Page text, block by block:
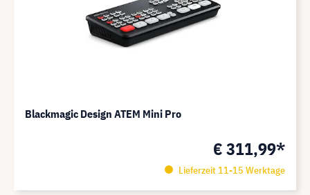
Blackmagic Design ATEM Mini Pro
€ 311,99*
Lieferzeit 11-15 Werktage